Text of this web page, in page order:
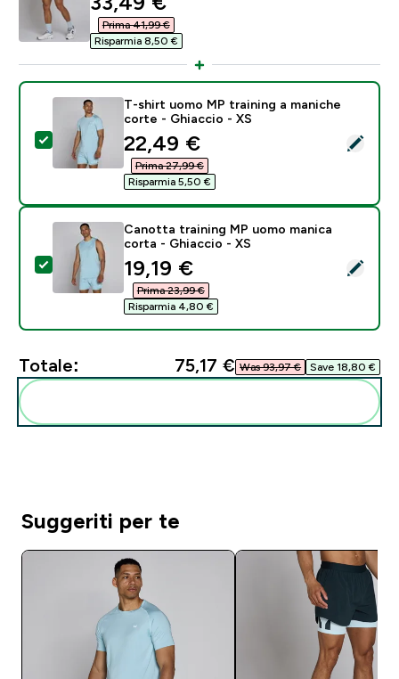
Prima 41,99 €‎
Risparmia 8,50 €‎
Seleziona questo prodotto - T-shirt uomo MP
T-shirt uomo MP training a maniche
corte - Ghiaccio - XS
discounted price
22,49 €‎
Prima 27,99 €‎
Risparmia 5,50 €‎
Seleziona questo prodotto - Canotta training MP
Canotta training MP uomo manica
corta - Ghiaccio - XS
discounted price
19,19 €‎
Prima 23,99 €‎
Risparmia 4,80 €‎
Totale: 75,17 €‎ Was 93,97 €‎ Save 18,80 €‎
Suggeriti per te